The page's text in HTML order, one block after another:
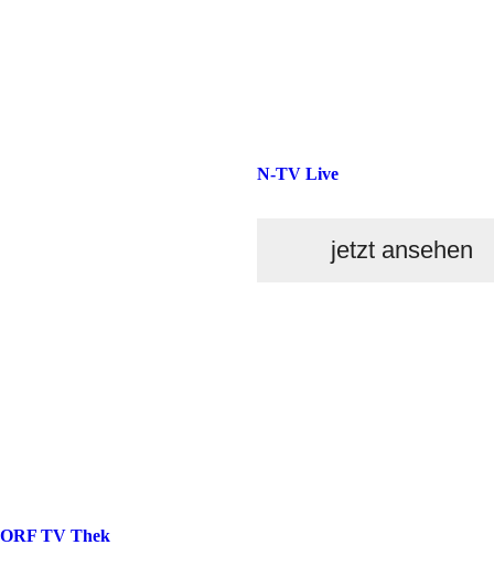
N-TV Live
jetzt ansehen
ORF TV Thek